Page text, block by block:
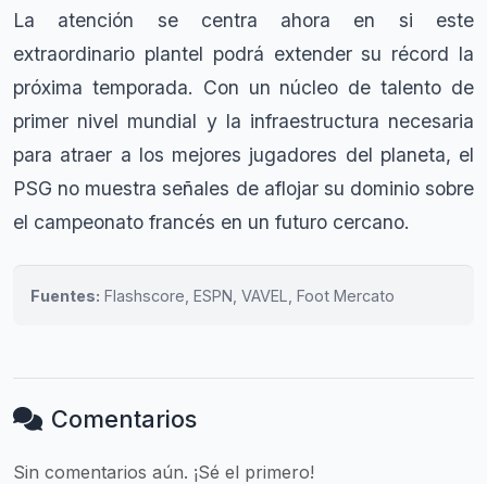
La atención se centra ahora en si este
extraordinario plantel podrá extender su récord la
próxima temporada. Con un núcleo de talento de
primer nivel mundial y la infraestructura necesaria
para atraer a los mejores jugadores del planeta, el
PSG no muestra señales de aflojar su dominio sobre
el campeonato francés en un futuro cercano.
Fuentes: Flashscore, ESPN, VAVEL, Foot Mercato
Comentarios
Sin comentarios aún. ¡Sé el primero!